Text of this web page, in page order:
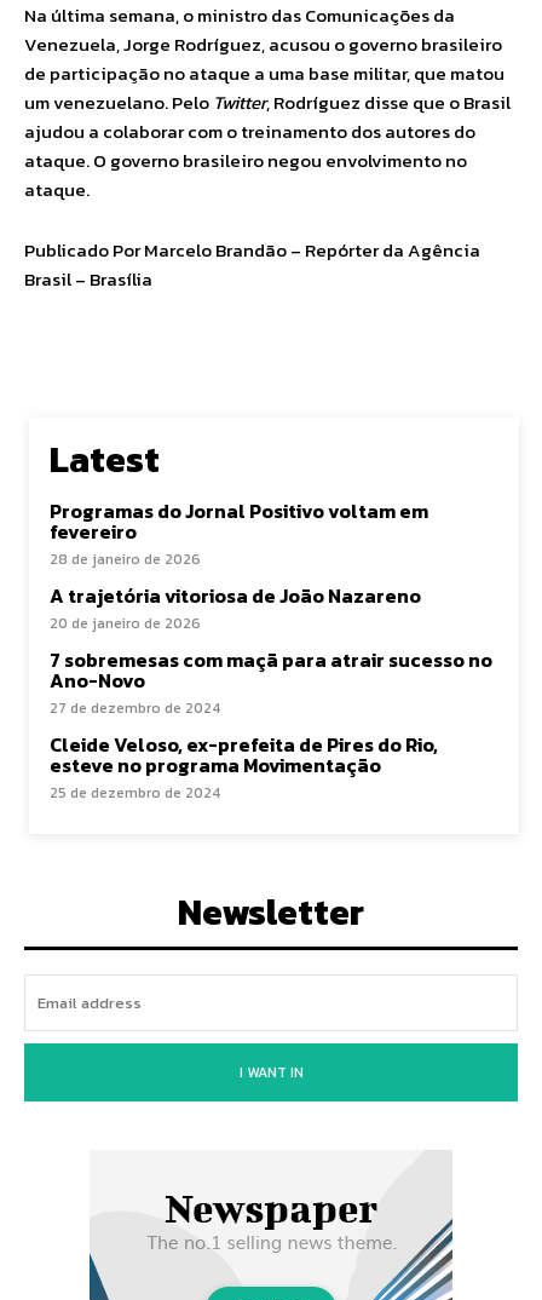
Na última semana, o ministro das Comunicações da
Venezuela, Jorge Rodríguez, acusou o governo brasileiro
de participação no ataque a uma base militar, que matou
um venezuelano. Pelo Twitter, Rodríguez disse que o Brasil
ajudou a colaborar com o treinamento dos autores do
ataque. O governo brasileiro negou envolvimento no
ataque.
Publicado Por Marcelo Brandão – Repórter da Agência
Brasil – Brasília
Latest
Programas do Jornal Positivo voltam em
fevereiro
28 de janeiro de 2026
A trajetória vitoriosa de João Nazareno
20 de janeiro de 2026
7 sobremesas com maçã para atrair sucesso no
Ano-Novo
27 de dezembro de 2024
Cleide Veloso, ex-prefeita de Pires do Rio,
esteve no programa Movimentação
25 de dezembro de 2024
Newsletter
I WANT IN